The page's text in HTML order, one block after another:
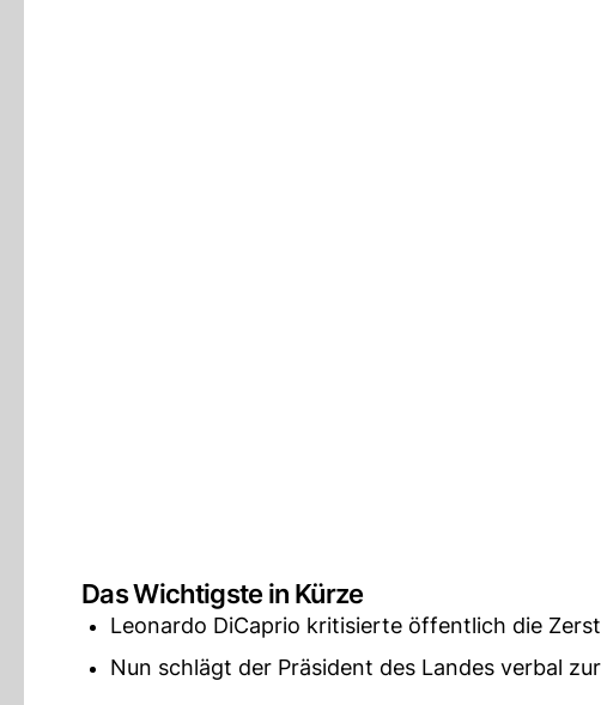
Das Wichtigste in Kürze
Leonardo DiCaprio kritisierte öffentlich die
Nun schlägt der Präsident des Landes verbal